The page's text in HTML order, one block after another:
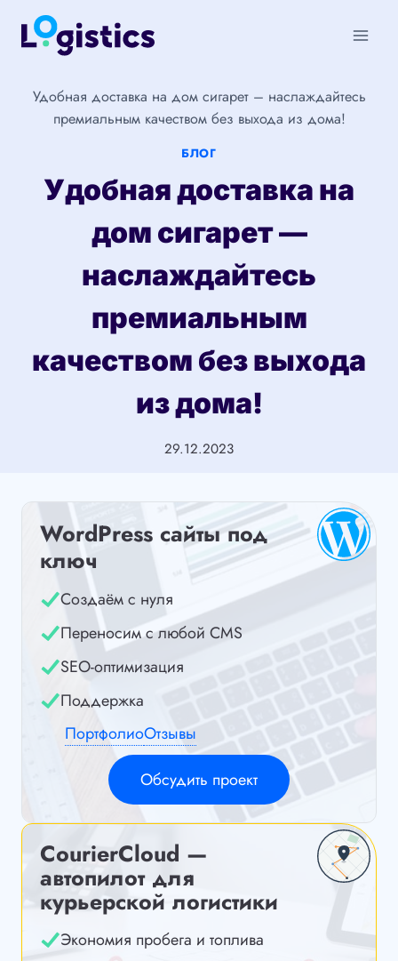
Перейти
Удобная доставка на дом сигарет – наслаждайтесь
премиальным качеством без выхода из дома!
БЛОГ
Удобная доставка на
дом сигарет —
наслаждайтесь
премиальным
качеством без выхода
из дома!
29.12.2023
WordPress сайты под
ключ
Создаём с нуля
Переносим с любой CMS
SEO-оптимизация
Поддержка
ПортфолиоОтзывы
Обсудить проект
CourierCloud —
автопилот для
курьерской логистики
Экономия пробега и топлива